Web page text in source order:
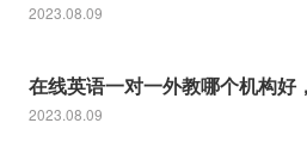
2023.08.09
2023.08.09